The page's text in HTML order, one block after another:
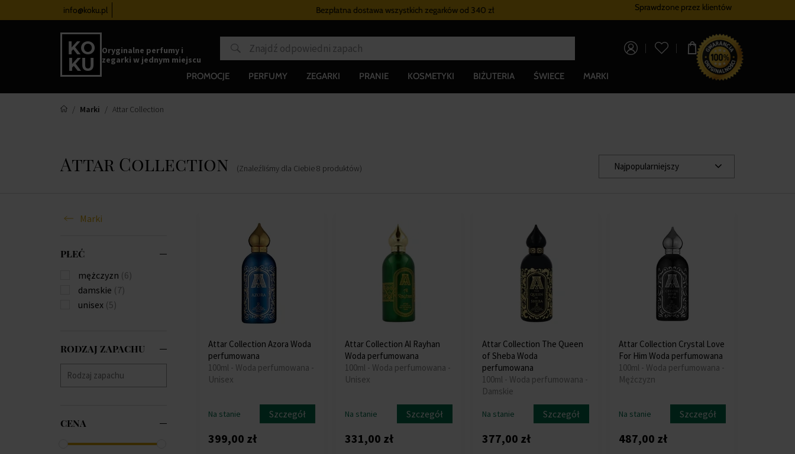
info@koku.pl
od 340 zł Bezpłatna dostawa wszystkich zegarkówod 340 zł Program lojalnościowy Bezpłatna
Sprawdzone przez klientów
Oryginalne perfumy i
zegarki w jednym miejscu
0,00 zł
PROMOCJE PERFUMY ZEGARKI PRANIE KOSMETYKI BIŻUTERIA ŚWIECE MARKI
Marki Attar Collection
Attar Collection (Znaleźliśmy dla Ciebie8 produktów) Najpopularniejszy
Marki
PŁEĆ
mężczyzn (6)
damskie (7)
unisex (5)
RODZAJ ZAPACHU
CENA
Attar Collection Azora Woda
perfumowana
100ml - Woda perfumowana -
Unisex
Na stanie Szczegół
399,00 zł
Attar Collection Al Rayhan
Woda perfumowana
100ml - Woda perfumowana -
Unisex
Na stanie Szczegół
331,00 zł
Attar Collection The Queen
of Sheba Woda
perfumowana
100ml - Woda perfumowana -
Damskie
Na stanie Szczegół
377,00 zł
Attar Collection Crystal Love
For Him Woda perfumowana
100ml - Woda perfumowana -
Mężczyzn
Na stanie Szczegół
487,00 zł